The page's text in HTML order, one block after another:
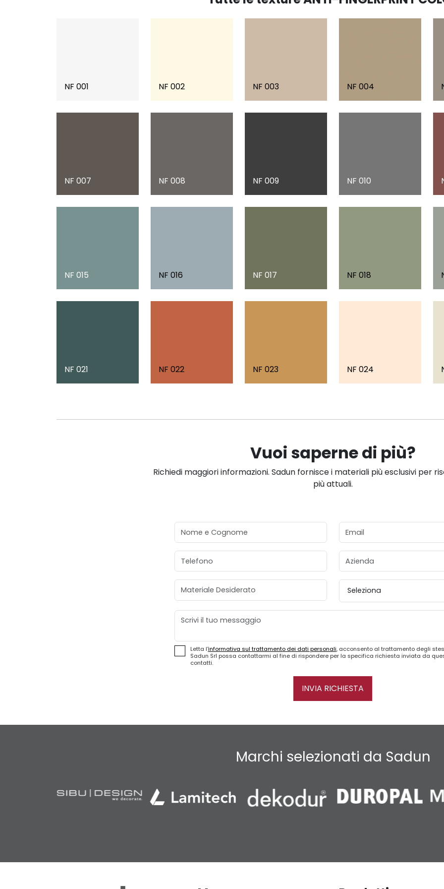
NF 001 NF 002 NF 003 NF 004
NF 007 NF 008 NF 009 NF 010
NF 015 NF 016 NF 017 NF 018
NF 021 NF 022 NF 023 NF 024
Vuoi saperne di più?
Richiedi maggiori informazioni. Sadun fornisce i materiali più esclusivi per
più attuali.
Nome e Cognome Email
Telefono Azienda
Materiale Desiderato Provincia
Messaggio
Letta l'informativa sul trattamento dei dati personali, acconsento al trattamento degli
Sadun Srl possa contattarmi al fine di rispondere per la specifica richiesta inviata da
contatti.
INVIA RICHIESTA
Marchi selezionati da Sadun